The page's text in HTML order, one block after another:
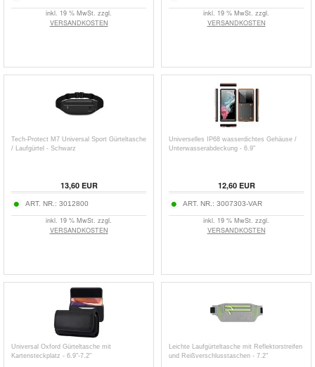
inkl. 19 % MwSt. zzgl.
VERSANDKOSTEN
inkl. 19 % MwSt. zzgl.
VERSANDKOSTEN
Tech-Protect M7 Universal Sport Gürteltasche
/ Laufgürtel - Schwarz
13,60EUR
ART. NR.: 3012800
inkl. 19 % MwSt. zzgl.
VERSANDKOSTEN
Universelles IP68 wasserdichtes Gehäuse /
Unterwasserabdeckung - 6.9"
12,60EUR
ART. NR.: 3007303-VAR
inkl. 19 % MwSt. zzgl.
VERSANDKOSTEN
Universal Oxford Gürteltasche mit
Kartensteckplatz - 6.9"-7.2"
Leichte Laufgürteltasche mit Reflektorstreifen
und Reißverschlusstaschen - 7.2"